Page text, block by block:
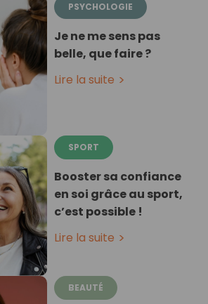
PSYCHOLOGIE
Je ne me sens pas
belle, que faire ?
Lire la suite
SPORT
Booster sa confiance
en soi grâce au sport,
c’est possible !
Lire la suite
BEAUTÉ